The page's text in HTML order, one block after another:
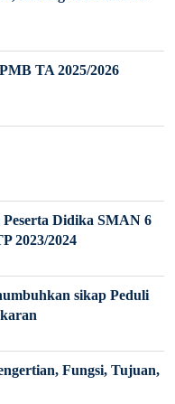
TA 2025/2026
Didika SMAN 6
2023/2024
sikap Peduli
Fungsi, Tujuan,